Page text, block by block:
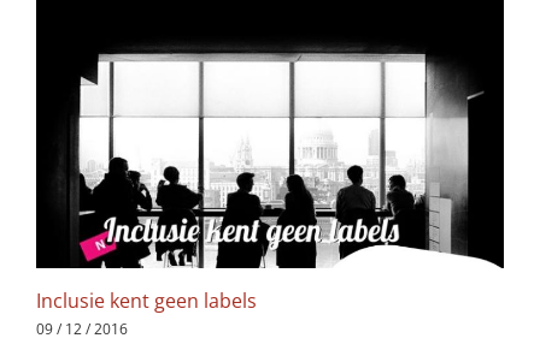
Inclusie kent geen labels
09 / 12 / 2016